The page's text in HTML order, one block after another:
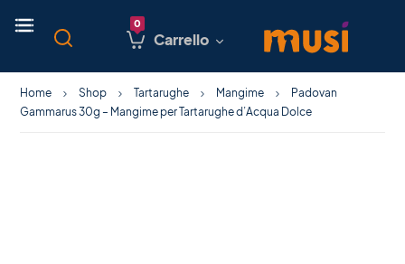
Carrello
Home Shop Tartarughe Mangime
Padovan
Gammarus 30g – Mangime per Tartarughe d’Acqua Dolce